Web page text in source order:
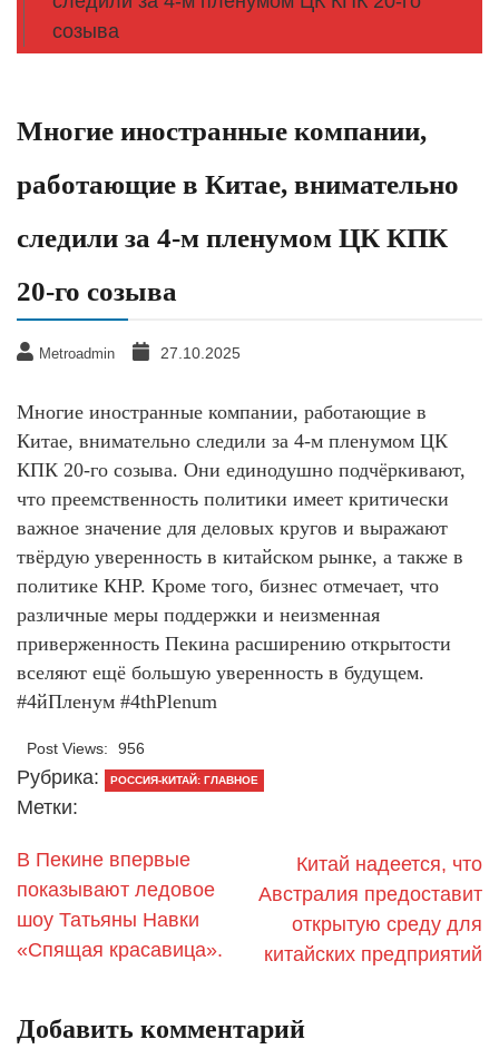
созыва
Многие иностранные компании,
работающие в Китае, внимательно
следили за 4-м пленумом ЦК КПК
20-го созыва
Metroadmin 27.10.2025
Многие иностранные компании, работающие в
Китае, внимательно следили за 4-м пленумом ЦК
КПК 20-го созыва. Они единодушно подчёркивают,
что преемственность политики имеет критически
важное значение для деловых кругов и выражают
твёрдую уверенность в китайском рынке, а также в
политике КНР. Кроме того, бизнес отмечает, что
различные меры поддержки и неизменная
приверженность Пекина расширению открытости
вселяют ещё большую уверенность в будущем.
#4йПленум #4thPlenum
Post Views: 956
Рубрика: РОССИЯ-КИТАЙ: ГЛАВНОЕ
Метки:
В Пекине впервые
показывают ледовое
шоу Татьяны Навки
«Спящая красавица».
Китай надеется, что
Австралия предоставит
открытую среду для
китайских предприятий
Добавить комментарий